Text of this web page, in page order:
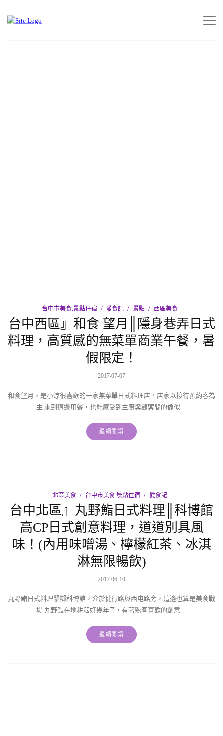
台中市美食.景點住宿 愛食記 景點 西區美食
台中西區』和食 望月║隱身巷弄日式
料理，高質感的無菜單商業午餐，暑
假限定！
2017-07-07
和食望月，是小涼很喜歡的一家無菜單日式料理店，店家以接待預約客為
主 來到這邊用餐，也能感受到主廚與顧客間的像似…
繼續閱讀
北區美食 台中市美食.景點住宿 愛食記
台中北區』丸野鮨日式料理║科博館
高CP日式創意料理，道道別具風
味！(內用味噌湯、檸檬紅茶、冰淇
淋無限暢飲)
2017-06-10
丸野鮨日式料理緊鄰科博館，介於健行路與西屯路旁，這邊也算是美食戰
場 丸野鮨在地耕耘好幾年了，有著熟客喜歡的創意…
繼續閱讀